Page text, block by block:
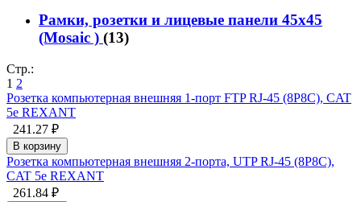
Рамки, розетки и лицевые панели 45х45
(Mosaic ) (13)
Стр.:
1 2
Розетка компьютерная внешняя 1-порт FTP RJ-45 (8P8C), CAT
5e REXANT
241.27 ₽
В корзину
Розетка компьютерная внешняя 2-порта, UTP RJ-45 (8P8C),
CAT 5e REXANT
261.84 ₽